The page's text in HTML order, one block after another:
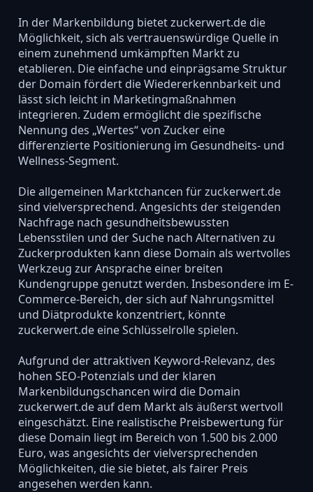
In der Markenbildung bietet zuckerwert.de die
Möglichkeit, sich als vertrauenswürdige Quelle in
einem zunehmend umkämpften Markt zu
etablieren. Die einfache und einprägsame Struktur
der Domain fördert die Wiedererkennbarkeit und
lässt sich leicht in Marketingmaßnahmen
integrieren. Zudem ermöglicht die spezifische
Nennung des „Wertes“ von Zucker eine
differenzierte Positionierung im Gesundheits- und
Wellness-Segment.
Die allgemeinen Marktchancen für zuckerwert.de
sind vielversprechend. Angesichts der steigenden
Nachfrage nach gesundheitsbewussten
Lebensstilen und der Suche nach Alternativen zu
Zuckerprodukten kann diese Domain als wertvolles
Werkzeug zur Ansprache einer breiten
Kundengruppe genutzt werden. Insbesondere im E-
Commerce-Bereich, der sich auf Nahrungsmittel
und Diätprodukte konzentriert, könnte
zuckerwert.de eine Schlüsselrolle spielen.
Aufgrund der attraktiven Keyword-Relevanz, des
hohen SEO-Potenzials und der klaren
Markenbildungschancen wird die Domain
zuckerwert.de auf dem Markt als äußerst wertvoll
eingeschätzt. Eine realistische Preisbewertung für
diese Domain liegt im Bereich von 1.500 bis 2.000
Euro, was angesichts der vielversprechenden
Möglichkeiten, die sie bietet, als fairer Preis
angesehen werden kann.